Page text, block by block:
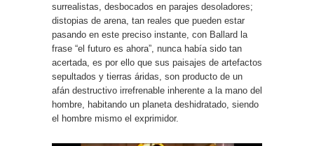
surrealistas, desbocados en parajes desoladores;
distopias de arena, tan reales que pueden estar
pasando en este preciso instante, con Ballard la
frase “el futuro es ahora”, nunca había sido tan
acertada, es por ello que sus paisajes de artefactos
sepultados y tierras áridas, son producto de un
afán destructivo irrefrenable inherente a la mano del
hombre, habitando un planeta deshidratado, siendo
el hombre mismo el exprimidor.